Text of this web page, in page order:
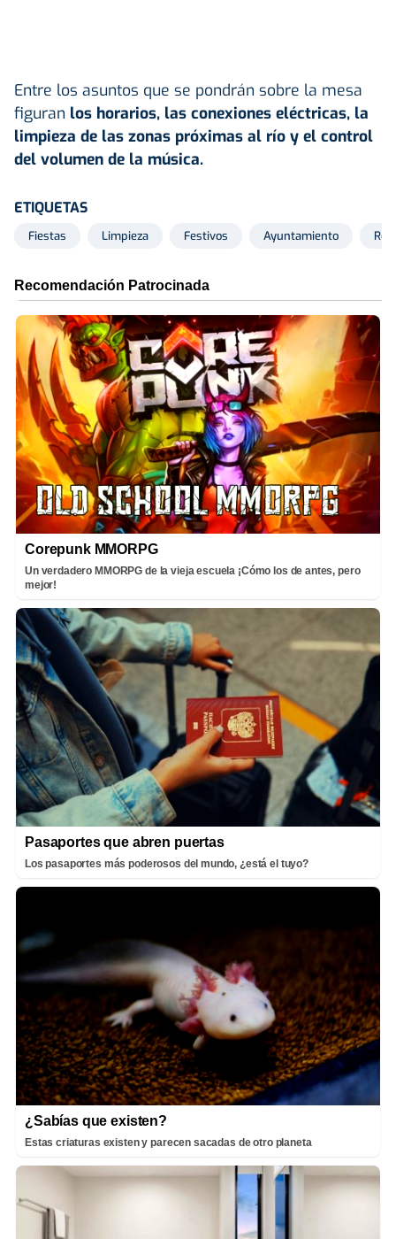
Entre los asuntos que se pondrán sobre la mesa
figuran los horarios, las conexiones eléctricas, la
limpieza de las zonas próximas al río y el control
del volumen de la música.
ETIQUETAS
Fiestas Limpieza Festivos Ayuntamiento
Corepunk MMORPG
Un verdadero MMORPG de la vieja escuela ¡Cómo los de antes, pero
mejor!
Pasaportes que abren puertas
Los pasaportes más poderosos del mundo, ¿está el tuyo?
¿Sabías que existen?
Estas criaturas existen y parecen sacadas de otro planeta